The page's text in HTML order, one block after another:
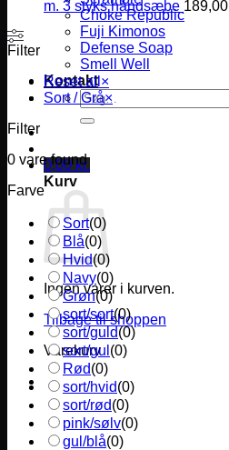
Choke Republic
Fuji Kimonos
Defense Soap
Smell Well
Kontakt
Søg
efter:
0,00 kr.
Kurv
Ingen varer i kurven.
Tilbage til shoppen
Varekurv
m. 3 styks håndsæbe 189,00
Filter
Reset all ×
Sort / Grå×
Filter
0 vare found
Farve
Sort(0)
Blå(0)
Hvid(0)
Navy(0)
Grøn(0)
sort/sort(0)
sort/guld(0)
sort/gul (0)
Rød(0)
sort/hvid(0)
sort/rød(0)
pink/sølv(0)
gul/blå(0)